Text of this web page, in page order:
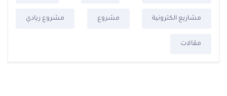
مشاريع الكترونية مشروع مشروع ريادي
مقالات